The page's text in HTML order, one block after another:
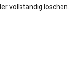
vollständig löschen.